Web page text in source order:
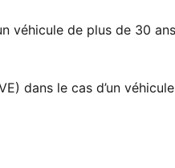
véhicule de plus de 30 ans
dans le cas d’un véhicule